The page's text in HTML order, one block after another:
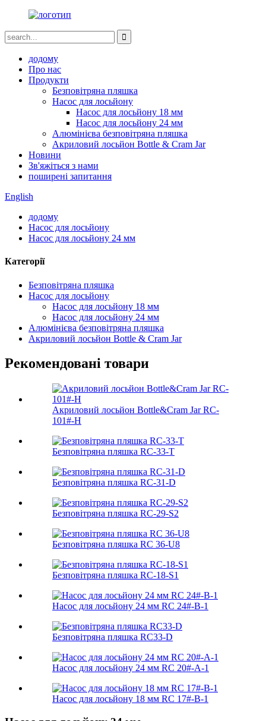
додому
Про нас
Продукти
Безповітряна пляшка
Насос для лосьйону
Насос для лосьйону 18 мм
Насос для лосьйону 24 мм
Алюмінієва безповітряна пляшка
Акриловий лосьйон Bottle & Cram Jar
Новини
Зв'яжіться з нами
поширені запитання
English
додому
Насос для лосьйону
Насос для лосьйону 24 мм
Категорії
Безповітряна пляшка
Насос для лосьйону
Насос для лосьйону 18 мм
Насос для лосьйону 24 мм
Алюмінієва безповітряна пляшка
Акриловий лосьйон Bottle & Cram Jar
Рекомендовані товари
Акриловий лосьйон Bottle&Cram Jar RC-
101#-H
Безповітряна пляшка RC-33-T
Безповітряна пляшка RC-31-D
Безповітряна пляшка RC-29-S2
Безповітряна пляшка RC 36-U8
Безповітряна пляшка RC-18-S1
Насос для лосьйону 24 мм RC 24#-B-1
Безповітряна пляшка RC33-D
Насос для лосьйону 24 мм RC 20#-A-1
Насос для лосьйону 18 мм RC 17#-B-1